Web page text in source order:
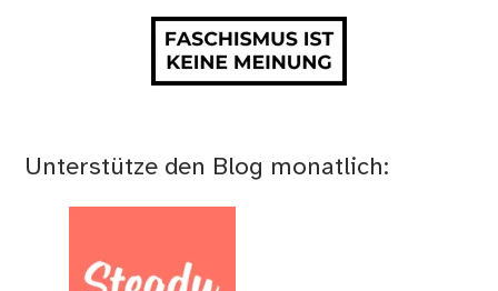
Unterstütze den Blog monatlich: